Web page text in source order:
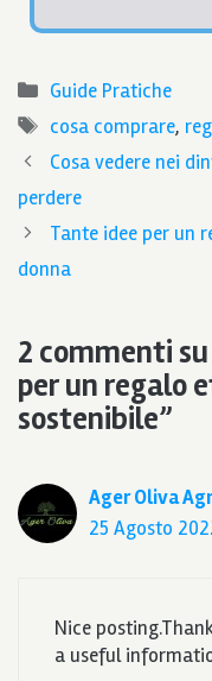
Categorie
Guide Pratiche
Tag
cosa comprare,
Cosa vedere nei
perdere
Tante idee per un
donna
2 commenti
per un regalo
sostenibile”
Ager Oliva
25 Agosto
Nice
a useful